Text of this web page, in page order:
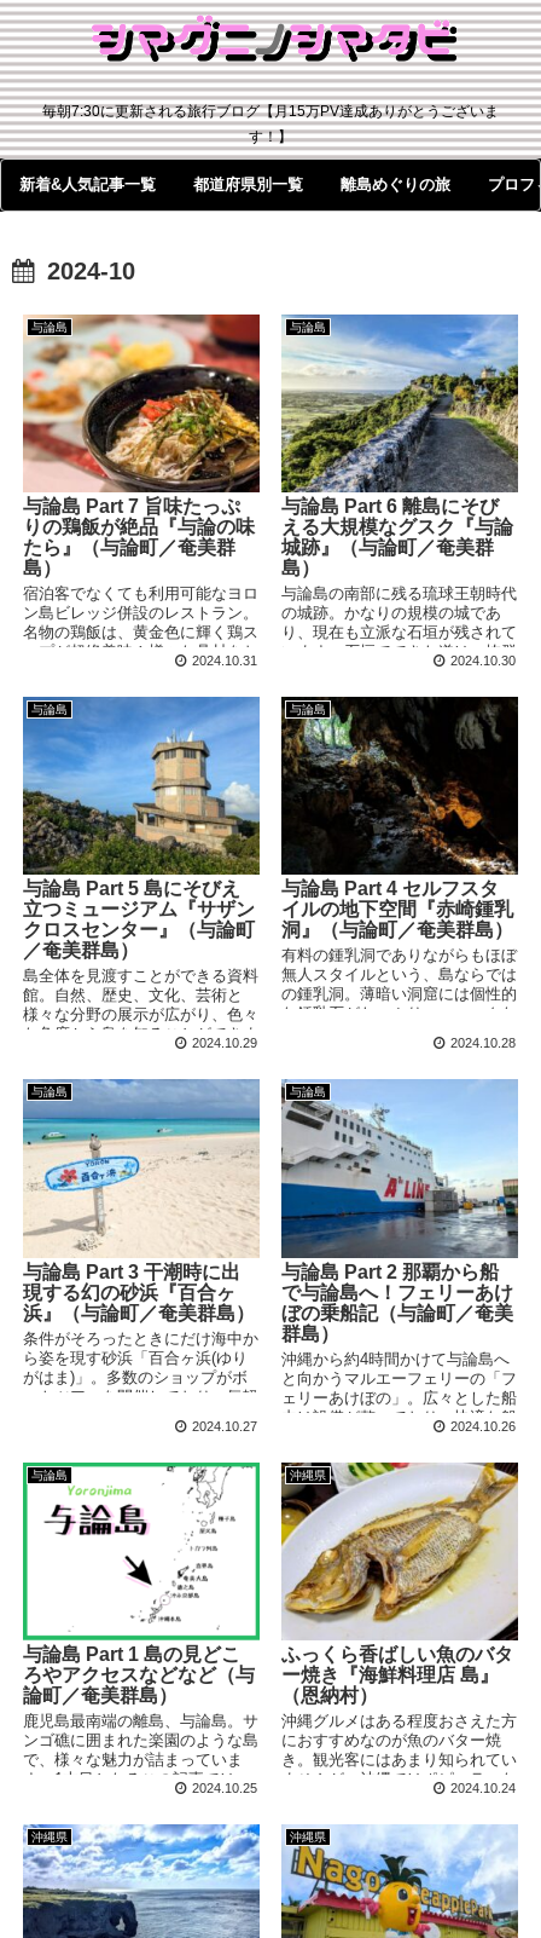
毎朝7:30に更新される旅行ブログ【月15万PV達成ありがとうございま
す！】
新着&人気記事一覧 都道府県別一覧 離島めぐりの旅 プロフ
2024-10
与論島
与論島 Part 7 旨味たっぷ
りの鶏飯が絶品『与論の味
たら』（与論町／奄美群
島）
宿泊客でなくても利用可能なヨロ
ン島ビレッジ併設のレストラン。
名物の鶏飯は、黄金色に輝く鶏ス
ープが超絶美味！様々な具材をお
好みでトッピングするのも楽しい
2024.10.31
与論島
与論島 Part 6 離島にそび
える大規模なグスク『与論
城跡』（与論町／奄美群
島）
与論島の南部に残る琉球王朝時代
の城跡。かなりの規模の城であ
り、現在も立派な石垣が残されて
います。石垣でできた道は、抜群
の眺望と吹き抜ける海風がとって
2024.10.30
与論島
与論島 Part 5 島にそびえ
立つミュージアム『サザン
クロスセンター』（与論町
／奄美群島）
島全体を見渡すことができる資料
館。自然、歴史、文化、芸術と
様々な分野の展示が広がり、色々
な角度から島を知ることができま
す。島の祭事「十五夜踊り」に関
2024.10.29
与論島
与論島 Part 4 セルフスタ
イルの地下空間『赤崎鍾乳
洞』（与論町／奄美群島）
有料の鍾乳洞でありながらもほぼ
無人スタイルという、島ならでは
の鍾乳洞。薄暗い洞窟には個性的
な鍾乳石がたっぷり。ユニークな
ネーミングセンスも魅力です。
2024.10.28
与論島
与論島 Part 3 干潮時に出
現する幻の砂浜『百合ヶ
浜』（与論町／奄美群島）
条件がそろったときにだけ海中か
ら姿を現す砂浜「百合ヶ浜(ゆり
がはま)」。多数のショップがボ
ートツアーを開催しており、気軽
し、出現期間やタイミングはそれ
くのがおすすめです。
2024.10.27
与論島
与論島 Part 2 那覇から船
で与論島へ！フェリーあけ
ぼの乗船記（与論町／奄美
群島）
沖縄から約4時間かけて与論島へ
と向かうマルエーフェリーの「フ
ェリーあけぼの」。広々とした船
内は設備が整っており、快適な船
旅を送ることができます。デッキ
です。
2024.10.26
与論島
与論島 Part 1 島の見どこ
ろやアクセスなどなど（与
論町／奄美群島）
鹿児島最南端の離島、与論島。サ
ンゴ礁に囲まれた楽園のような島
で、様々な魅力が詰まっていま
す。1本目となるこの記事では、
何パターンかあるアクセスや、島
しますね。
2024.10.25
沖縄県
ふっくら香ばしい魚のバタ
ー焼き『海鮮料理店 島』
（恩納村）
沖縄グルメはある程度おさえた方
におすすめなのが魚のバター焼
き。観光客にはあまり知られてい
ませんが、沖縄ではポピュラーな
メニューであるようです。今回は
立ち寄り、挑戦してみることにし
ました。
2024.10.24
沖縄県 沖縄県